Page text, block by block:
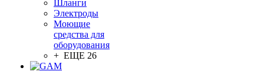
Шланги
Электроды
Моющие
средства для
оборудования
+ ЕЩЕ 26